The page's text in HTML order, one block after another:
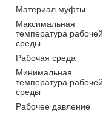
Материал муфты
Максимальная
температура рабочей
среды
Рабочая среда
Минимальная
температура рабочей
среды
Рабочее давление